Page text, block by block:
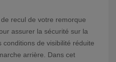
recul de votre remorque
assurer la sécurité sur la
de visibilité réduite
arrière. Dans cet